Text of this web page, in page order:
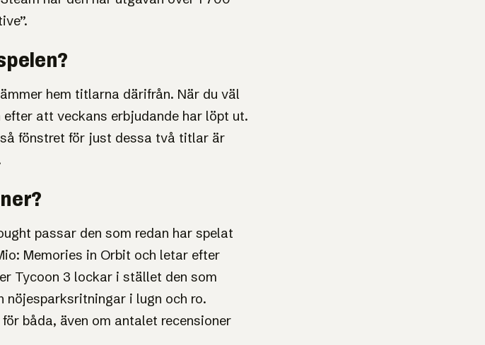
hem titlarna därifrån. När du väl
att veckans erbjudande har löpt ut.
fönstret för just dessa två titlar är
passar den som redan har spelat
Memories in Orbit och letar efter
Tycoon 3 lockar i stället den som
nöjesparksritningar i lugn och ro.
båda, även om antalet recensioner